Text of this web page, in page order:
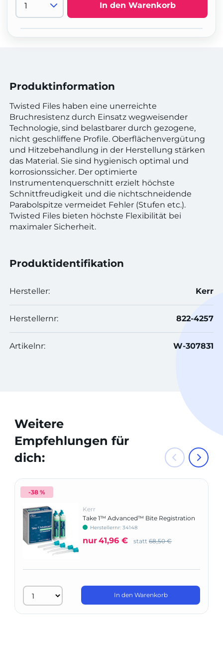
In den Warenkorb
Produktinformation
Twisted Files haben eine unerreichte
Bruchresistenz durch Einsatz wegweisender
Technologie, sind belastbarer durch gezogene,
nicht geschliffene Profile. Oberflächenvergütung
und Hitzebehandlung in der Herstellung stärken
das Material. Sie sind hygienisch optimal und
korrosionssicher. Der optimierte
Instrumentenquerschnitt erzielt höchste
Schnittfreudigkeit und die nichtschneidende
Parabolspitze vermeidet Fehler (Stufen etc.).
Twisted Files bieten höchste Flexibilität bei
maximaler Sicherheit.
Produktidentifikation
Hersteller: Kerr
Herstellernr: 822-4257
Artikelnr: W-307831
Weitere
Empfehlungen für
dich:
-38 %
Kerr
Take 1™ Advanced™ Bite Registration
Herstellernr: 34148
nur41,96 € statt 68,50 €
In den Warenkorb